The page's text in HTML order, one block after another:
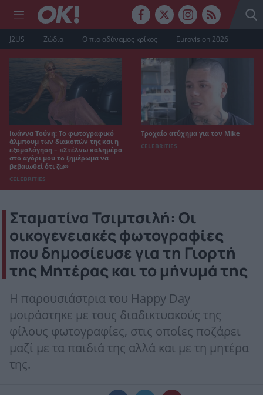
J2US Ζώδια Ο πιο αδύναμος κρίκος Eurovision 2026
Ιωάννα Τούνη: Το φωτογραφικό
άλμπουμ των διακοπών της και η
εξομολόγηση – «Στέλνω καλημέρα
στο αγόρι μου το ξημέρωμα να
βεβαιωθεί ότι ζω»
CELEBRITIES
Τροχαίο ατύχημα για τον Mike
CELEBRITIES
Σταματίνα Τσιμτσιλή: Οι
οικογενειακές φωτογραφίες
που δημοσίευσε για τη Γιορτή
της Μητέρας και το μήνυμά της
Η παρουσιάστρια του Happy Day
μοιράστηκε με τους διαδικτυακούς της
φίλους φωτογραφίες, στις οποίες ποζάρει
μαζί με τα παιδιά της αλλά και με τη μητέρα
της.